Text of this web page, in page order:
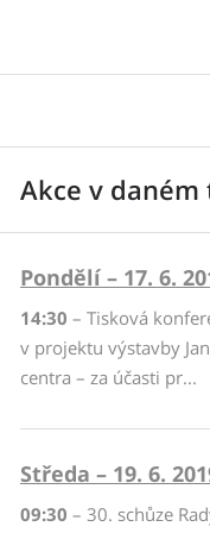
Akce v daném
Pondělí – 17. 6.
14:30 – Tisková
v projektu výstavby
centra – za účasti pr...
Středa – 19. 6.
09:30 – 30. schůze